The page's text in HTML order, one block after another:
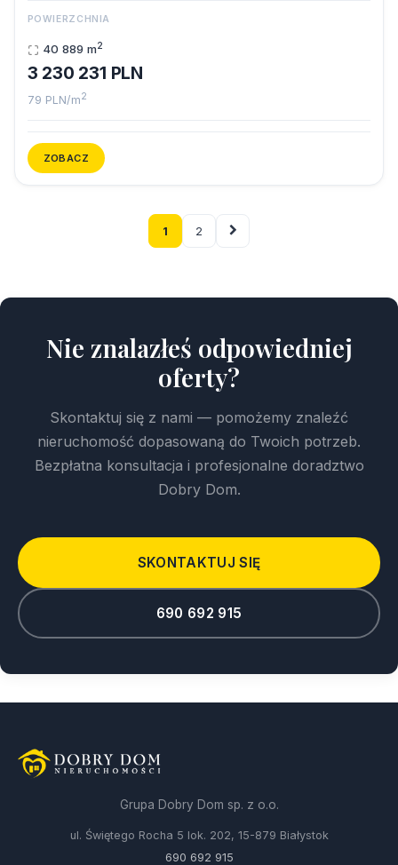
POWIERZCHNIA
40 889 m2
3 230 231 PLN
79 PLN/m2
ZOBACZ
1 2
Nie znalazłeś odpowiedniej
oferty?
Skontaktuj się z nami — pomożemy znaleźć
nieruchomość dopasowaną do Twoich potrzeb.
Bezpłatna konsultacja i profesjonalne doradztwo
Dobry Dom.
SKONTAKTUJ SIĘ
690 692 915
Grupa Dobry Dom sp. z o.o.
ul. Świętego Rocha 5 lok. 202, 15-879 Białystok
690 692 915